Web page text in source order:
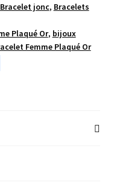
Bracelet jonc, Bracelets
Plaqué Or, bijoux
Femme Plaqué Or